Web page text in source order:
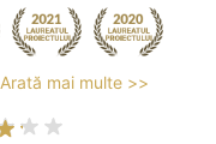
Arată mai multe >>